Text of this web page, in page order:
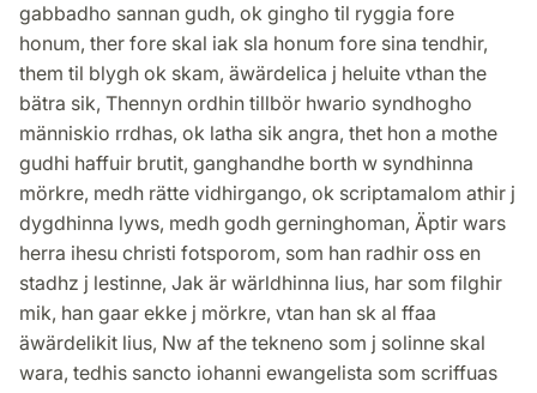
gabbadho sannan gudh, ok gingho til ryggia fore
honum, ther fore skal iak sla honum fore sina tendhir,
them til blygh ok skam, äwärdelica j heluite vthan the
bätra sik, Thennyn ordhin tillbör hwario syndhogho
människio rrdhas, ok latha sik angra, thet hon a mothe
gudhi haffuir brutit, ganghandhe borth w syndhinna
mörkre, medh rätte vidhirgango, ok scriptamalom athir j
dygdhinna lyws, medh godh gerninghoman, Äptir wars
herra ihesu christi fotsporom, som han radhir oss en
stadhz j lestinne, Jak är wärldhinna lius, har som filghir
mik, han gaar ekke j mörkre, vtan han sk al ffaa
äwärdelikit lius, Nw af the tekneno som j solinne skal
wara, tedhis sancto iohanni ewangelista som scriffuas